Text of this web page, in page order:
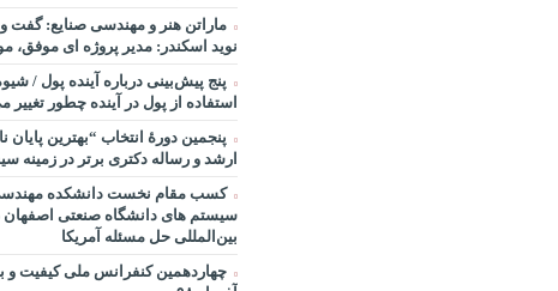
فایل صوتی گفت و گوی رامبد
مصطفی تقوی در خصوص آینده
خندوانه
سخنرانی دکتر دیواندری در
بانکداری / کنفرانس ملی توسعه
بانکی
سخنرانی دکتر علیرضا فیض بخش
پژوهی نظام بانکداری / ۹ بهمن ماه ۹۲
ماراتن هنر و مهندسی صنایع: گفت
نوید اسکندر: مدیر پروژه ای موفق،
پنج پیش‌بینی درباره آینده پول /
استفاده از پول در آینده چطور تغییر
پنجمین دورۀ انتخاب “بهترین پایان
ارشد و رساله دکتری برتر در زمینه
کسب مقام نخست دانشکده
سیستم های دانشگاه صنعتی اصفهان
بین‌المللی حل مسئله آمریکا